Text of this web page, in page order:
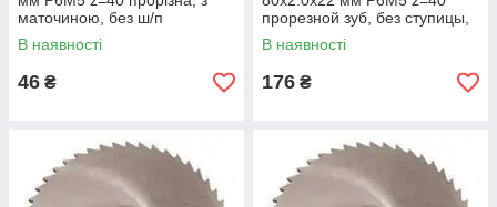
маточиною, без ш/п
В наявності
46 ₴
прорезной зуб, без ступицы,
без ш/п
В наявності
176 ₴